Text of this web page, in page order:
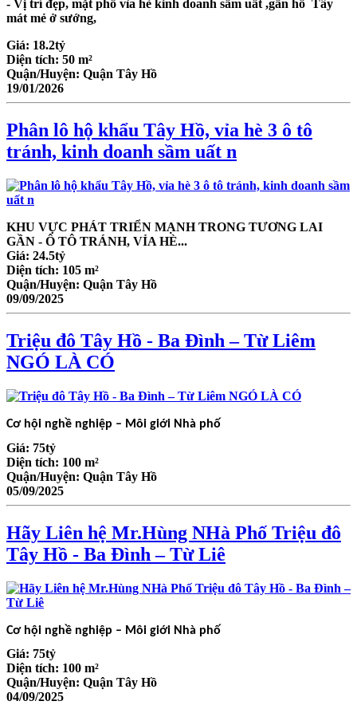
- Vị trí đẹp, mặt phố vỉa hè kinh doanh sầm uất ,gần hồ Tây
mát mẻ ở sướng,
Giá: 18.2tỷ
Diện tích: 50 m²
Quận/Huyện: Quận Tây Hồ
19/01/2026
Phân lô hộ khẩu Tây Hồ, vỉa hè 3 ô tô
tránh, kinh doanh sầm uất n
KHU VỰC PHÁT TRIỂN MẠNH TRONG TƯƠNG LAI
GẦN - Ô TÔ TRÁNH, VỈA HÈ...
Giá: 24.5tỷ
Diện tích: 105 m²
Quận/Huyện: Quận Tây Hồ
09/09/2025
Triệu đô Tây Hồ - Ba Đình – Từ Liêm
NGÓ LÀ CÓ
Cơ hội nghề nghiệp – Môi giới Nhà phố
Giá: 75tỷ
Diện tích: 100 m²
Quận/Huyện: Quận Tây Hồ
05/09/2025
Hãy Liên hệ Mr.Hùng NHà Phố Triệu đô
Tây Hồ - Ba Đình – Từ Liê
Cơ hội nghề nghiệp – Môi giới Nhà phố
Giá: 75tỷ
Diện tích: 100 m²
Quận/Huyện: Quận Tây Hồ
04/09/2025